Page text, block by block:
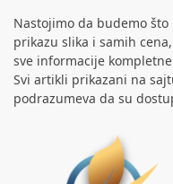
Nastojimo da budemo
prikazu slika i samih
sve informacije
Svi artikli prikazani na
podrazumeva da su